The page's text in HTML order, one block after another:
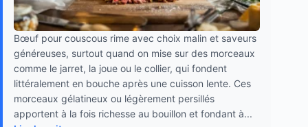
Bœuf pour couscous rime avec choix malin et saveurs
généreuses, surtout quand on mise sur des morceaux
comme le jarret, la joue ou le collier, qui fondent
littéralement en bouche après une cuisson lente. Ces
morceaux gélatineux ou légèrement persillés
apportent à la fois richesse au bouillon et fondant à...